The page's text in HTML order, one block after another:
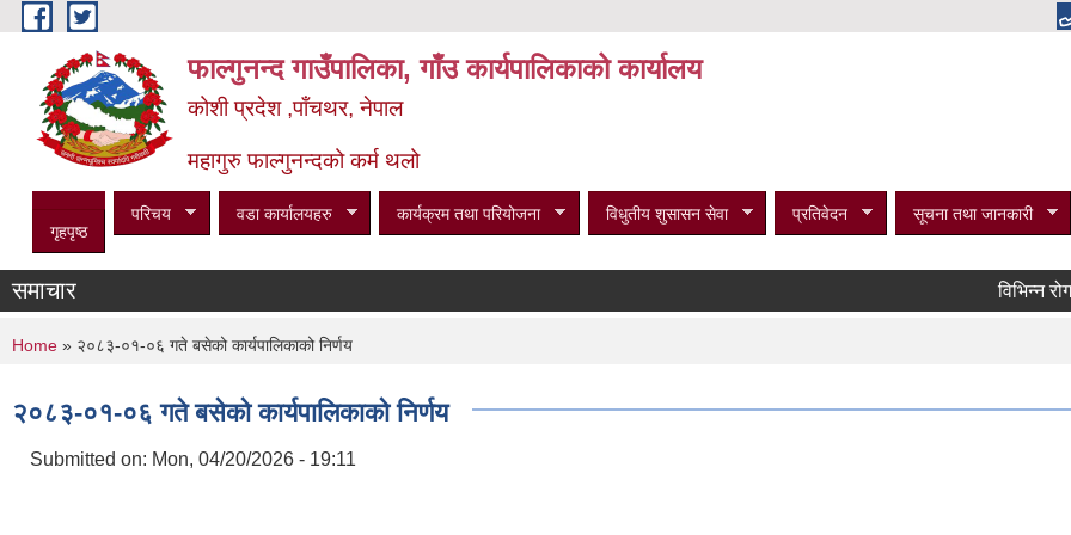
Skip to main content
फाल्गुनन्द गाउँपालिका, गाँउ कार्यपालिकाको कार्यालय
कोशी प्रदेश ,पाँचथर, नेपाल
महागुरु फाल्गुनन्दको कर्म थलो
गृहपृष्ठ
परिचय वडा कार्यालयहरु कार्यक्रम तथा परियोजना विधुतीय शुसासन सेवा प्रतिवेदन सूचना तथा जानकारी
समाचार विभिन्न
You are here
Home » २०८३-०१-०६ गते बसेको कार्यपालिकाको निर्णय
२०८३-०१-०६ गते बसेको कार्यपालिकाको निर्णय
Submitted on: Mon, 04/20/2026 - 19:11